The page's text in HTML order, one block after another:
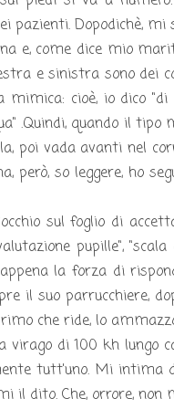
Dopodichè, mi
e, come dice mio
e sinistra sono dei
mimica: cioè, io dico
.Quindi, quando il
poi vada avanti nel
però, so leggere, ho
sul foglio di
pupille",
la forza di
il suo parrucchiere,
che ride, lo
di 100 kh lungo
tutt'uno. Mi intima
il dito. Che, orrore, non